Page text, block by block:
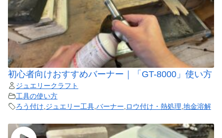
初心者向けおすすめバーナー｜「GT-8000」使い方
ジュエリークラフト
工具の使い方
ろう付け ジュエリー工具 バーナー ロウ付け・熱処理 地金溶解